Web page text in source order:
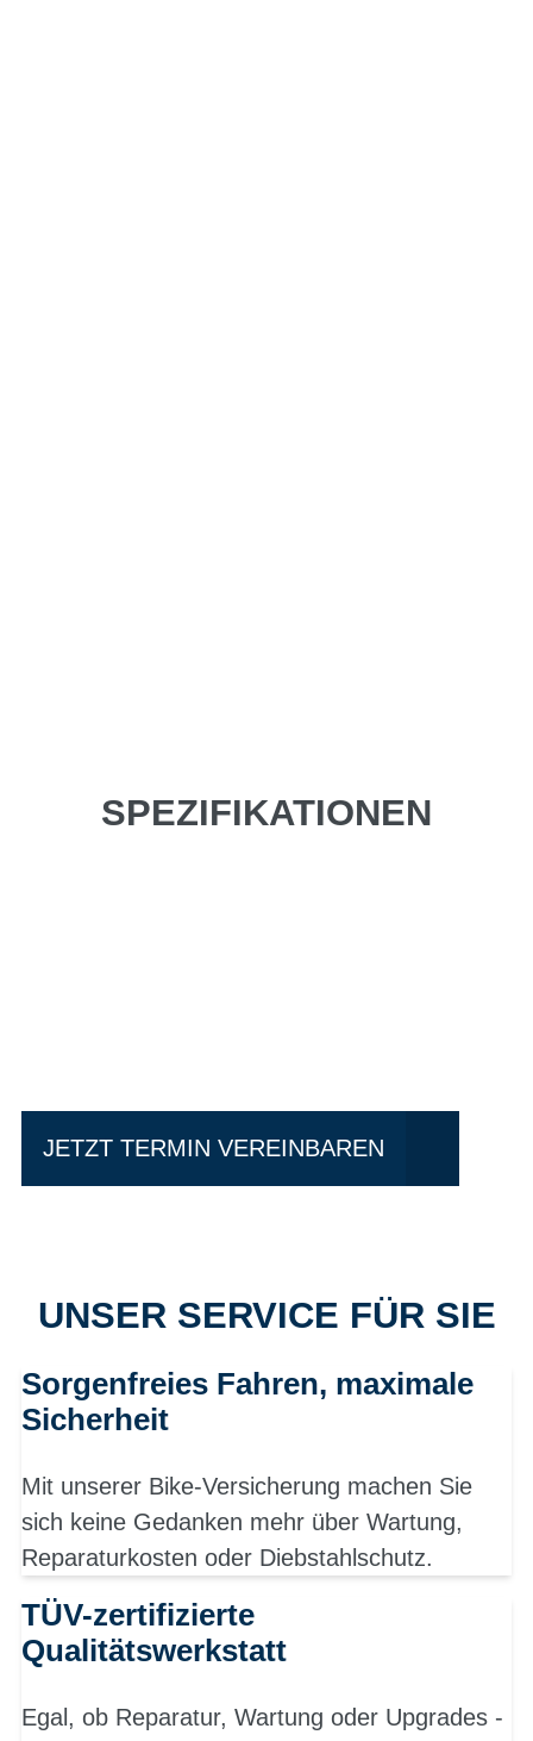
SPEZIFIKATIONEN
JETZT TERMIN VEREINBAREN
UNSER SERVICE FÜR SIE
Sorgenfreies Fahren, maximale
Sicherheit
Mit unserer Bike-Versicherung machen Sie
sich keine Gedanken mehr über Wartung,
Reparaturkosten oder Diebstahlschutz.
TÜV-zertifizierte
Qualitätswerkstatt
Egal, ob Reparatur, Wartung oder Upgrades -